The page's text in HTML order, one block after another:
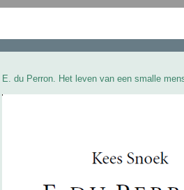
E. du Perron. Het leven van een smalle